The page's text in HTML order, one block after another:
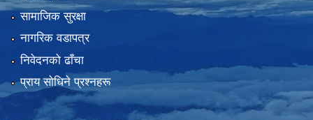
सामाजिक सुरक्षा
नागरिक वडापत्र
निवेदनको ढाँचा
प्राय साेधिने प्रश्नहरू